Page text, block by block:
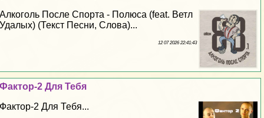
Алкоголь После Спорта - Полюса (feat. Ветл
Удалых) (Текст Песни, Слова)...
12 07 2026 22:41:43
Фактор-2 Для Тебя
Фактор-2 Для Тебя...